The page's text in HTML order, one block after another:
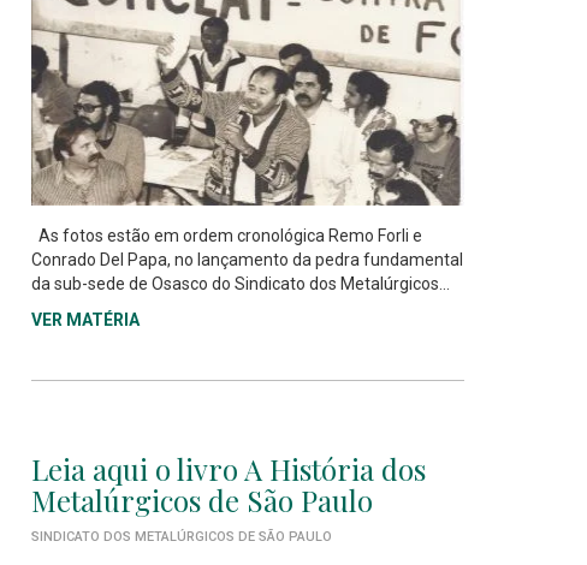
As fotos estão em ordem cronológica Remo Forli e
Conrado Del Papa, no lançamento da pedra fundamental
da sub-sede de Osasco do Sindicato dos Metalúrgicos...
VER MATÉRIA
Leia aqui o livro A História dos
Metalúrgicos de São Paulo
SINDICATO DOS METALÚRGICOS DE SÃO PAULO